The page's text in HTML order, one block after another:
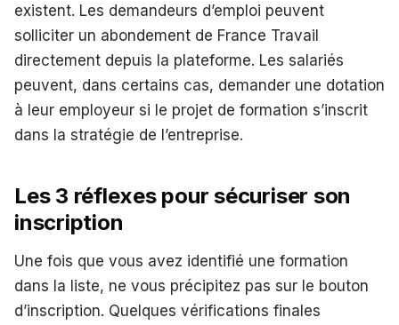
existent. Les demandeurs d’emploi peuvent
solliciter un abondement de France Travail
directement depuis la plateforme. Les salariés
peuvent, dans certains cas, demander une dotation
à leur employeur si le projet de formation s’inscrit
dans la stratégie de l’entreprise.
Les 3 réflexes pour sécuriser son
inscription
Une fois que vous avez identifié une formation
dans la liste, ne vous précipitez pas sur le bouton
d’inscription. Quelques vérifications finales